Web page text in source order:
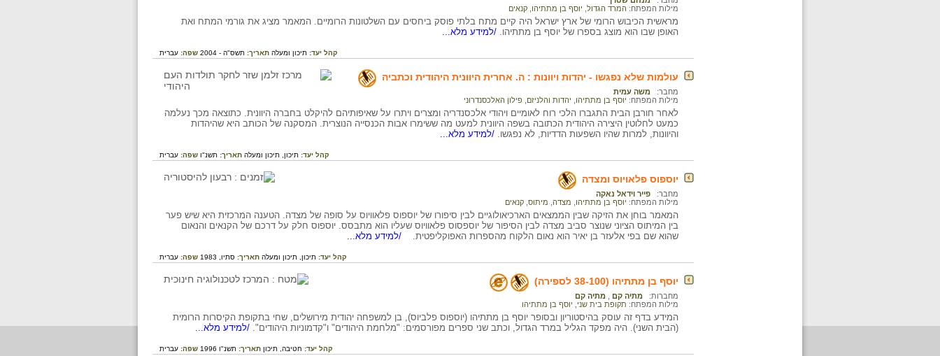
מילות המפתח: המרד הגדול יוסף בן מתתיהו קנאים
מראשית הכיבוש הרומי של ארץ ישראל היה קיים מתח בלתי פוסק ביחסים עם השלטונות הרומיים. המאמר מציג את גורמי המתח ואת
האופן שבו הוא מוצג בספרו של יוסף בן מתתיהו. /למידע מלא...
קהל יעד: תיכון ומעלה תאריך: תשס"ה - 2004 שפה: עברית
עולמות שלא נפגשו - יהדות ויוונות : ה. אחרית היוונית היהודית וכתביה
מחבר:
משה עמית
מילות המפתח: יוסף בן מתתיהו יהדות והלניזם פילון האלכסנדרוני
לאחר חורבן הבית התגברו הלכי רוח לאומיים ויהודי אלכסנדריה ומצרים ויתרו על שאיפותיהם להיקלט בחברה היוונית. כתוצאה מכך נעלמה
כמעט לחלוטין היצירה היהודית הכתובה בשפה היוונית למעט מה ששימרו אבות הכנסייה הנוצרית. המסקנה של הכותב היא שהיהדות
והיוונות, למרות שהיו השפעות הדדיות, לא נפגשו. /למידע מלא...
קהל יעד: תיכון, תיכון ומעלה תאריך: תשנ"ו שפה: עברית
יוספוס פלאויוס ומצדה
מחבר:
פייר וידאל נאקה
מילות המפתח: יוסף בן מתתיהו מצדה מיתוס קנאים
המאמר בוחן את הזיקה שבין הממצאים הארכיאולוגיים לבין סיפורו של יוספוס פלאוויוס על סופה של מצדה. הטענה המרכזית היא שיש פער
בין המיתוס הציוני שנוצר סביב מצדה לבין הסיפור של יוספסוס פלאוויוס שעליו הוא מתבסס. יוספוס חלק על דרכם של הקנאים והנאום
שהוא שם בפי אלעזר בן יאיר הוא נאום הלקוח מהספרות האפוקליפטית.
/למידע מלא...
קהל יעד: תיכון, תיכון ומעלה תאריך: סתיו, 1983 שפה: עברית
יוסף בן מתתיהו (38-100 לספירה)
מחברות: מתיה קם
מתיה קם
מילות המפתח: תקופת בית שני יוסף בן מתתיהו
המידע בדף זה עוסק בהיסטוריון ובסופר יוסף בן מתתיהו (יוספוס פלביוס), בן למשפחה יהודית מירושלים, שחי בתקופת הקיסרות הרומית
(הבית השני). היה מפקד הגליל במרד הגדול, וכתב שני ספרים מפורסמים: "מלחמת היהודים" ו"קדמוניות היהודים". /למידע מלא...
קהל יעד: חטיבה, תיכון תאריך: תשנ"ו 1996 שפה: עברית